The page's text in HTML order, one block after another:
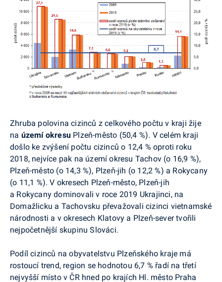
Zhruba polovina cizinců z celkového počtu v kraji žije
na území okresu Plzeň-město (50,4 %). V celém kraji
došlo ke zvýšení počtu cizinců o 12,4 % oproti roku
2018, nejvíce pak na území okresu Tachov (o 16,9 %),
Plzeň-město (o 14,3 %), Plzeň-jih (o 12,2 %) a Rokycany
(o 11,1 %). V okresech Plzeň-město, Plzeň-jih
a Rokycany dominovali v roce 2019 Ukrajinci, na
Domažlicku a Tachovsku převažovali cizinci vietnamské
národnosti a vokresech Klatovy a Plzeň-sever tvořili
nejpočetnější skupinu Slováci.
Podíl cizinců na obyvatelstvu Plzeňského kraje má
rostoucí trend, region se hodnotou 6,7 % řadí na třetí
nejvyšší místo v ČR hned po krajích Hl. město Praha